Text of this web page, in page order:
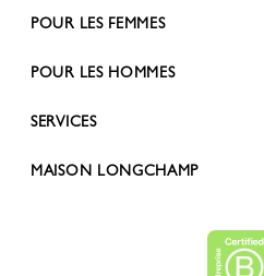
POUR LES FEMMES
POUR LES HOMMES
SERVICES
MAISON LONGCHAMP